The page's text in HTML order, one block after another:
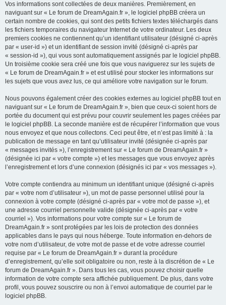
Vos informations sont collectées de deux manières. Premièrement, en
naviguant sur « Le forum de DreamAgain.fr », le logiciel phpBB créera un
certain nombre de cookies, qui sont des petits fichiers textes téléchargés dans
les fichiers temporaires du navigateur Internet de votre ordinateur. Les deux
premiers cookies ne contiennent qu’un identifiant utilisateur (désigné ci-après
par « user-id ») et un identifiant de session invité (désigné ci-après par
« session-id »), qui vous sont automatiquement assignés par le logiciel phpBB.
Un troisième cookie sera créé une fois que vous naviguerez sur les sujets de
« Le forum de DreamAgain.fr » et est utilisé pour stocker les informations sur
les sujets que vous avez lus, ce qui améliore votre navigation sur le forum.
Nous pouvons également créer des cookies externes au logiciel phpBB tout en
naviguant sur « Le forum de DreamAgain.fr », bien que ceux-ci soient hors de
portée du document qui est prévu pour couvrir seulement les pages créées par
le logiciel phpBB. La seconde manière est de récupérer l’information que vous
nous envoyez et que nous collectons. Ceci peut être, et n’est pas limité à : la
publication de message en tant qu’utilisateur invité (désignée ci-après par
« messages invités »), l’enregistrement sur « Le forum de DreamAgain.fr »
(désignée ici par « votre compte ») et les messages que vous envoyez après
l’enregistrement et lors d’une connexion (désignés ici par « vos messages »).
Votre compte contiendra au minimum un identifiant unique (désigné ci-après
par « votre nom d’utilisateur »), un mot de passe personnel utilisé pour la
connexion à votre compte (désigné ci-après par « votre mot de passe »), et
une adresse courriel personnelle valide (désignée ci-après par « votre
courriel »). Vos informations pour votre compte sur « Le forum de
DreamAgain.fr » sont protégées par les lois de protection des données
applicables dans le pays qui nous héberge. Toute information en-dehors de
votre nom d’utilisateur, de votre mot de passe et de votre adresse courriel
requise par « Le forum de DreamAgain.fr » durant la procédure
d’enregistrement, qu’elle soit obligatoire ou non, reste à la discrétion de « Le
forum de DreamAgain.fr ». Dans tous les cas, vous pouvez choisir quelle
information de votre compte sera affichée publiquement. De plus, dans votre
profil, vous pouvez souscrire ou non à l’envoi automatique de courriel par le
logiciel phpBB.